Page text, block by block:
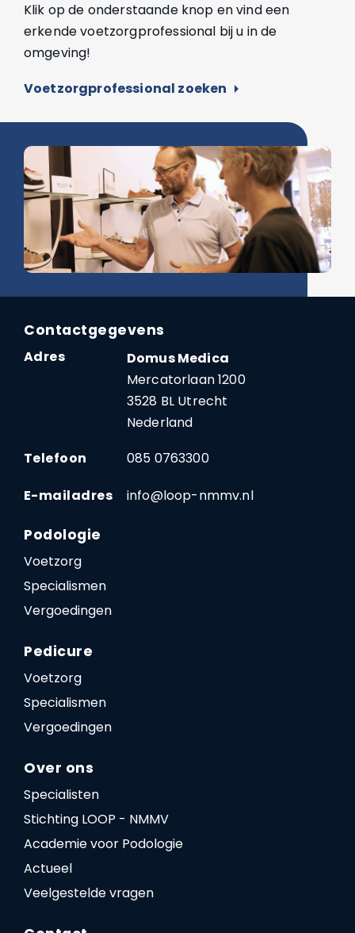
Klik op de onderstaande knop en vind een
erkende voetzorgprofessional bij u in de
omgeving!
Voetzorgprofessional zoeken arrow_right
Contactgegevens
Adres
Domus Medica
Mercatorlaan 1200
3528 BL Utrecht
Nederland
Telefoon
085 0763300
E-mailadres info@loop-nmmv.nl
Podologie
Voetzorg
Specialismen
Vergoedingen
Pedicure
Voetzorg
Specialismen
Vergoedingen
Over ons
Specialisten
Stichting LOOP - NMMV
Academie voor Podologie
Actueel
Veelgestelde vragen